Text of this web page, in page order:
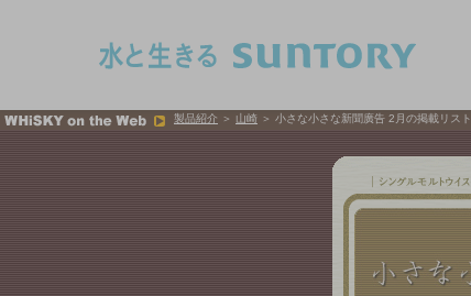
製品紹介 ＞ 山崎 ＞ 小さな小さな新聞廣告 2月の掲載リスト